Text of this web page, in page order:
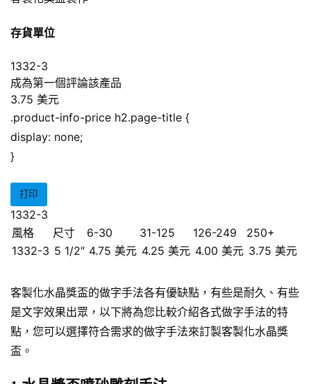
存貨單位
1332-3
成為第一個評論該產品
3.75 美元
.product-info-price h2.page-title {
display: none;
}
打印
1332-3
風格
尺寸 6-30 31-125 126-249
250+
1332-3 5 1/2″ 4.75 美元 4.25 美元 4.00 美元 3.75 美元
客製化水晶獎盃的做字手法各有優缺點，有些是耐久、有些
是文字效果出眾，以下將為您比較介紹各式做字手法的特
點，您可以選擇符合需求的做字手法來訂製客製化水晶獎
盃。